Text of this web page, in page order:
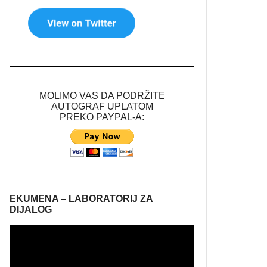
MOLIMO VAS DA PODRŽITE
AUTOGRAF UPLATOM
PREKO PAYPAL-A:
EKUMENA – LABORATORIJ ZA
DIJALOG